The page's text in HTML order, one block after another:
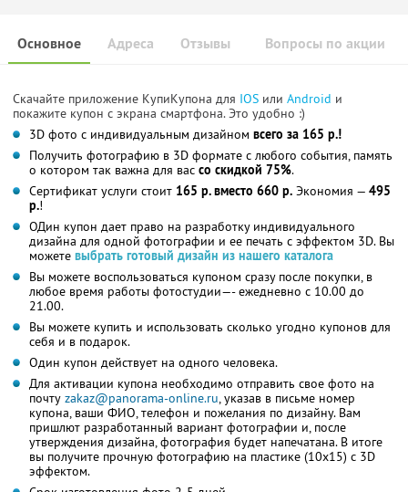
Основное Отзывы Вопросы по акции
Адреса
Скачайте приложение КупиКупона для IOS или Android и
покажите купон с экрана смартфона. Это удобно :)
3D фото с индивидуальным дизайном всего за 165 р.!
Получить фотографию в 3D формате с любого события, память
о котором так важна для вас со скидкой 75%.
Сертификат услуги стоит 165 р. вместо 660 р. Экономия — 495
р.!
ОДин купон дает право на разработку индивидуального
дизайна для одной фотографии и ее печать с эффектом 3D. Вы
можете выбрать готовый дизайн из нашего каталога
Вы можете воспользоваться купоном сразу после покупки, в
любое время работы фотостудии—- ежедневно с 10.00 до
21.00.
Вы можете купить и использовать сколько угодно купонов для
себя и в подарок.
Один купон действует на одного человека.
Для активации купона необходимо отправить свое фото на
почту zakaz@panorama-online.ru, указав в письме номер
купона, ваши ФИО, телефон и пожелания по дизайну. Вам
пришлют разработанный вариант фотографии и, после
утверждения дизайна, фотография будет напечатана. В итоге
вы получите прочную фотографию на пластике (10х15) с 3D
эффектом.